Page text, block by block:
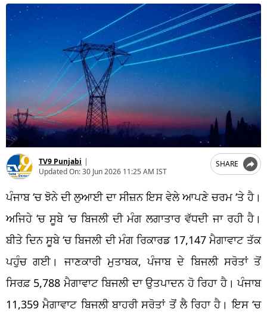
TV9 Punjabi |
Updated On:30 Jun 2026 11:25 AM IST
SHARE
ਪੰਜਾਬ ‘ਚ ਝੋਨੇ ਦੀ ਲੁਆਈ ਦਾ ਸੀਜ਼ਨ ਇਸ ਵੇਲੇ ਆਪਣੇ ਚਰਮ ‘ਤੇ ਹੈ।
ਅਜਿਹੇ ‘ਚ ਸੂਬੇ ‘ਚ ਬਿਜਲੀ ਦੀ ਮੰਗ ਲਗਾਤਾਰ ਵੱਧਦੀ ਜਾ ਰਹੀ ਹੈ।
ਬੀਤੇ ਦਿਨ ਸੂਬੇ ‘ਚ ਬਿਜਲੀ ਦੀ ਮੰਗ ਰਿਕਾਰਡ 17,147 ਮੈਗਾਵਾਟ ਤੱਕ
ਪਹੁੰਚ ਗਈ। ਜਾਣਕਾਰੀ ਮੁਤਾਬਕ, ਪੰਜਾਬ ਦੇ ਬਿਜਲੀ ਸਰੋਤਾਂ ਤੋਂ
ਸਿਰਫ਼ 5,788 ਮੈਗਾਵਾਟ ਬਿਜਲੀ ਦਾ ਉਤਪਾਦਨ ਹੋ ਰਿਹਾ ਹੈ। ਪੰਜਾਬ
11,359 ਮੈਗਾਵਾਟ ਬਿਜਲੀ ਬਾਹਰੀ ਸਰੋਤਾਂ ਤੋਂ ਲੈ ਰਿਹਾ ਹੈ। ਇਸ ‘ਚ